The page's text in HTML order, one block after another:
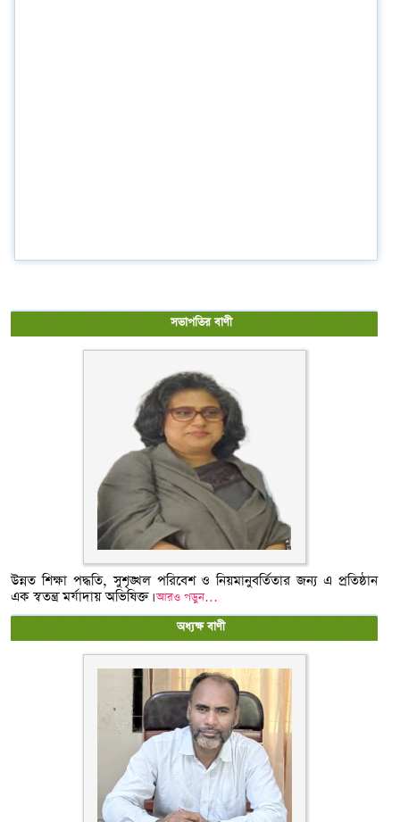
সভাপতির বাণী
উন্নত শিক্ষা পদ্ধতি, সুশৃঙ্খল পরিবেশ ও নিয়মানুবর্তিতার জন্য এ প্রতিষ্ঠান
এক স্বতন্ত্র মর্যাদায় অভিষিক্ত।আরও পড়ুন…
অধ্যক্ষ বাণী